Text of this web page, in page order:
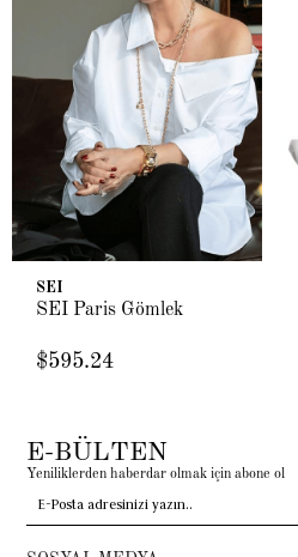
SEI
SEI Paris Gömlek
$595.24
E-BÜLTEN
Yeniliklerden haberdar olmak için abone ol